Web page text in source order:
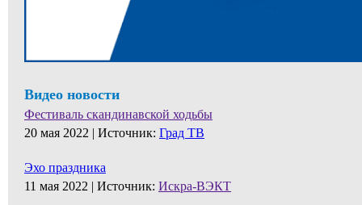
Видео новости
Фестиваль скандинавской ходьбы
20 мая 2022 | Источник: Град ТВ
Эхо праздника
11 мая 2022 | Источник: Искра-ВЭКТ